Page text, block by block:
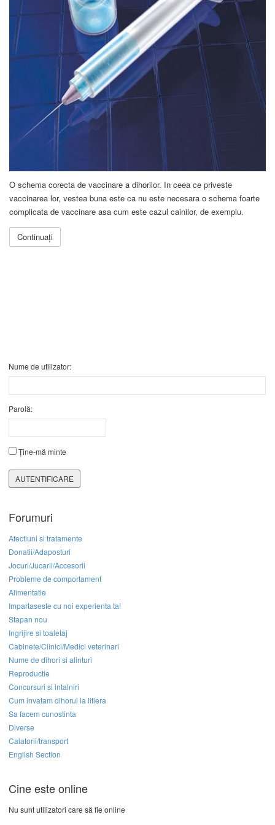
O schema corecta de vaccinare a dihorilor. In ceea ce priveste
vaccinarea lor, vestea buna este ca nu este necesara o schema foarte
complicata de vaccinare asa cum este cazul cainilor, de exemplu.
Continuați
Nume de utilizator:
Parolă:
Ține-mă minte
AUTENTIFICARE
Forumuri
Afectiuni si tratamente
Donatii/Adaposturi
Jocuri/Jucarii/Accesorii
Probleme de comportament
Alimentatie
Impartaseste cu noi experienta ta!
Stapan nou
Ingrijire si toaletaj
Cabinete/Clinici/Medici veterinari
Nume de dihori si alinturi
Reproductie
Concursuri si intalniri
Cum invatam dihorul la litiera
Sa facem cunostinta
Diverse
Calatorii/transport
English Section
Cine este online
Nu sunt utilizatori care să fie online